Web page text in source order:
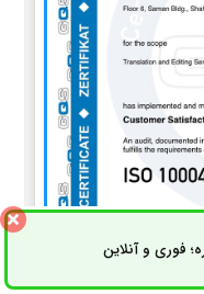
فوری و آنلاینثبت سفارش